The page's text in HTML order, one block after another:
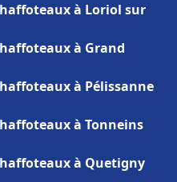
à Loriol sur
à Grand
à Pélissanne
à Tonneins
à Quetigny